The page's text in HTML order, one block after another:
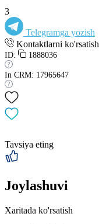
3
Telegramga yozish
Kontaktlarni ko'rsatish
ID: 1888036
In CRM: 17965647
Tavsiya eting
Joylashuvi
Xaritada ko'rsatish